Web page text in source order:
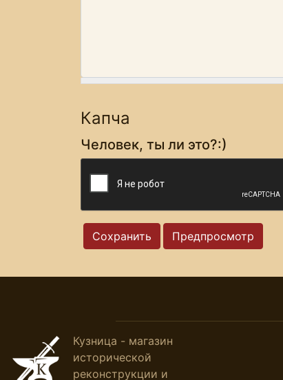
Капча
Человек, ты ли это?:)
Кузница - магазин
исторической
реконструкции и